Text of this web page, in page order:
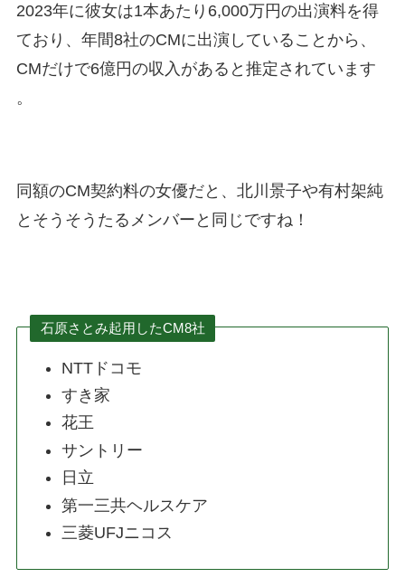
2023年に彼女は1本あたり6,000万円の出演料を得
ており、年間8社のCMに出演していることから、
CMだけで6億円の収入があると推定されています​​
。
同額のCM契約料の女優だと、北川景子や有村架純
とそうそうたるメンバーと同じですね！
石原さとみ起用したCM8社
NTTドコモ
すき家
花王
サントリー
日立
第一三共ヘルスケア
三菱UFJニコス